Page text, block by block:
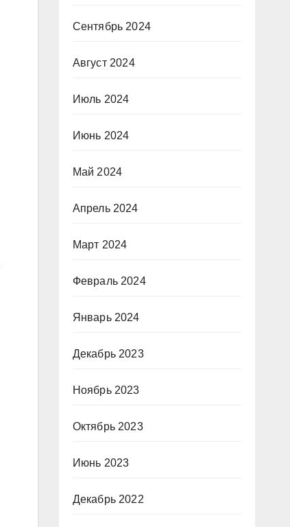
Сентябрь 2024
Август 2024
Июль 2024
Июнь 2024
Май 2024
Апрель 2024
Март 2024
Февраль 2024
Январь 2024
Декабрь 2023
Ноябрь 2023
Октябрь 2023
Июнь 2023
Декабрь 2022